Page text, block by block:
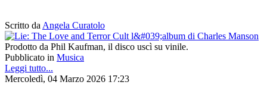
Scritto da Angela Curatolo
Prodotto da Phil Kaufman, il disco uscì su vinile.
Pubblicato in Musica
Leggi tutto...
Mercoledì, 04 Marzo 2026 17:23